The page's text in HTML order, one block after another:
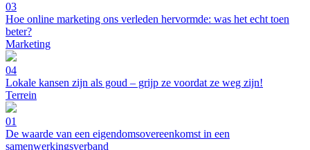
03
Hoe online marketing ons verleden hervormde: was het echt toen
beter?
Marketing
04
Lokale kansen zijn als goud – grijp ze voordat ze weg zijn!
Terrein
01
De waarde van een eigendomsovereenkomst in een
samenwerkingsverband